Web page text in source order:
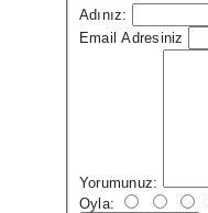
Adınız:
Email Adresiniz
Yorumunuz:
Oyla: